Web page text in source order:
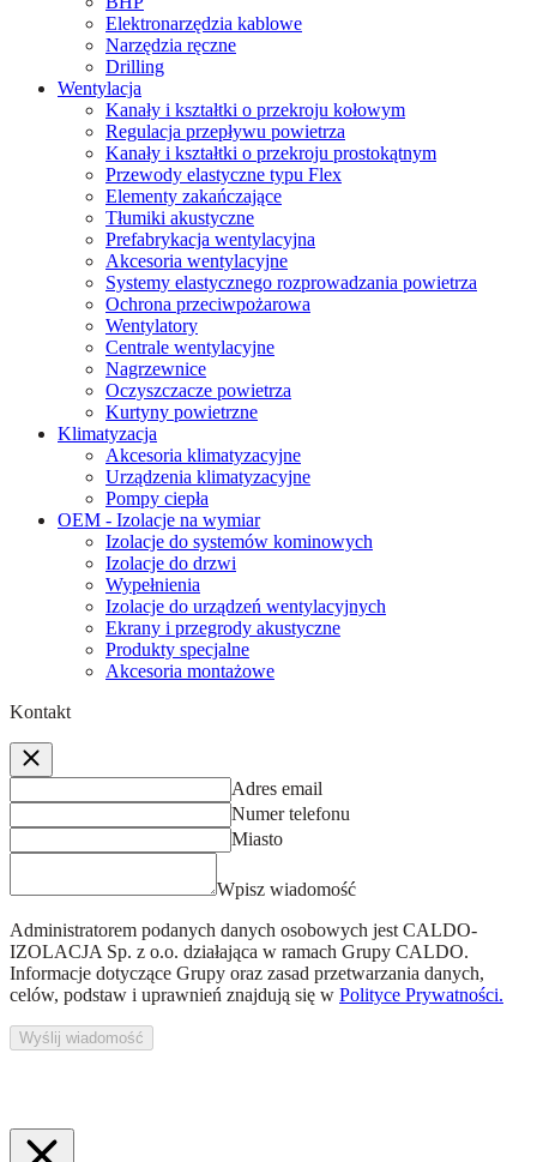
Elektronarzędzia kablowe
Narzędzia ręczne
Drilling
Wentylacja
Kanały i kształtki o przekroju kołowym
Regulacja przepływu powietrza
Kanały i kształtki o przekroju prostokątnym
Przewody elastyczne typu Flex
Elementy zakańczające
Tłumiki akustyczne
Prefabrykacja wentylacyjna
Akcesoria wentylacyjne
Systemy elastycznego rozprowadzania powietrza
Ochrona przeciwpożarowa
Wentylatory
Centrale wentylacyjne
Nagrzewnice
Oczyszczacze powietrza
Kurtyny powietrzne
Klimatyzacja
Akcesoria klimatyzacyjne
Urządzenia klimatyzacyjne
Pompy ciepła
OEM - Izolacje na wymiar
Izolacje do systemów kominowych
Izolacje do drzwi
Wypełnienia
Izolacje do urządzeń wentylacyjnych
Ekrany i przegrody akustyczne
Produkty specjalne
Akcesoria montażowe
Kontakt
Adres email
Numer telefonu
Miasto
Wpisz wiadomość
Administratorem podanych danych osobowych jest CALDO-
IZOLACJA Sp. z o.o. działająca w ramach Grupy CALDO.
Informacje dotyczące Grupy oraz zasad przetwarzania danych,
celów, podstaw i uprawnień znajdują się w Polityce Prywatności.
Wyślij wiadomość